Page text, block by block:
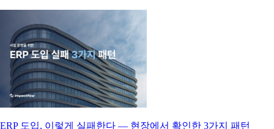
ERP 도입, 이렇게 실패한다 — 현장에서 확인한 3가지 패턴